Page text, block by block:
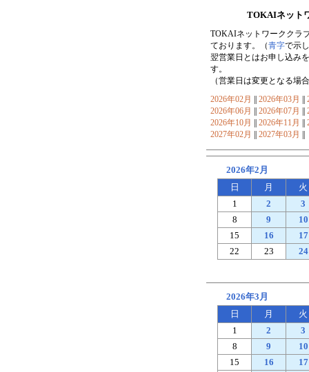
TOKAIネット
TOKAIネットワーククラ
ております。（青字で示
翌営業日とはお申し込み
す。
（営業日は変更となる場
2026年02月
2026年03月
2026年06月
2026年07月
2026年10月
2026年11月
2027年02月
2027年03月
2026年2月
日
月
火
1
2
3
8
9
10
15
16
17
22
23 24
2026年3月
日
月
火
1
2
3
8
9
10
15
16
17